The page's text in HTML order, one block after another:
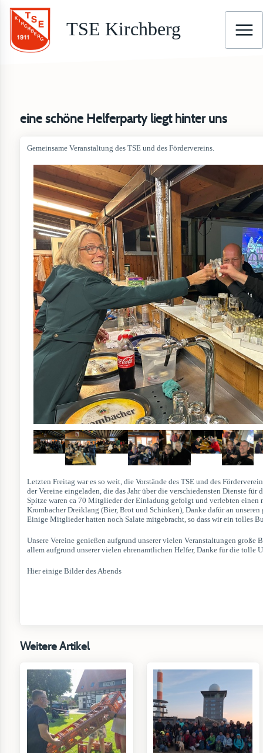
TSE Kirchberg
eine schöne Helferparty liegt hinter uns
Gemeinsame Veranstaltung des TSE und des Fördervereins.
Letzten Freitag war es so weit, die Vorstände des TSE und des
der Vereine eingeladen, die das Jahr über die verschiedensten Dienste für
Spitze waren ca 70 Mitglieder der Einladung gefolgt und verlebten einen
Krombacher Dreiklang (Bier, Brot und Schinken), Danke dafür an unseren
Einige Mitglieder hatten noch Salate mitgebracht, so dass wir ein tolles
Unsere Vereine genießen aufgrund unserer vielen Veranstaltungen große
allem aufgrund unserer vielen ehrenamtlichen Helfer, Danke für die tolle
Hier einige Bilder des Abends
Weitere Artikel